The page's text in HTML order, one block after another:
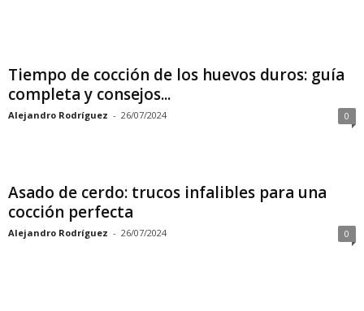
Tiempo de cocción de los huevos duros: guía
completa y consejos...
Alejandro Rodríguez - 26/07/2024 0
Asado de cerdo: trucos infalibles para una
cocción perfecta
Alejandro Rodríguez - 26/07/2024 0